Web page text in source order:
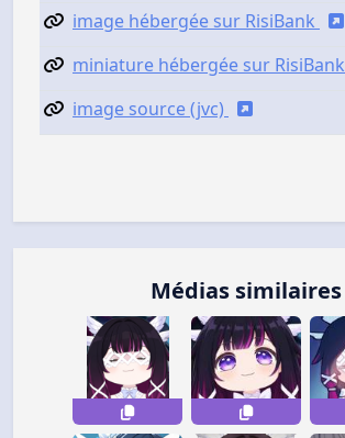
image hébergée sur RisiBank
miniature hébergée sur RisiBank
image source (jvc)
Médias similaires